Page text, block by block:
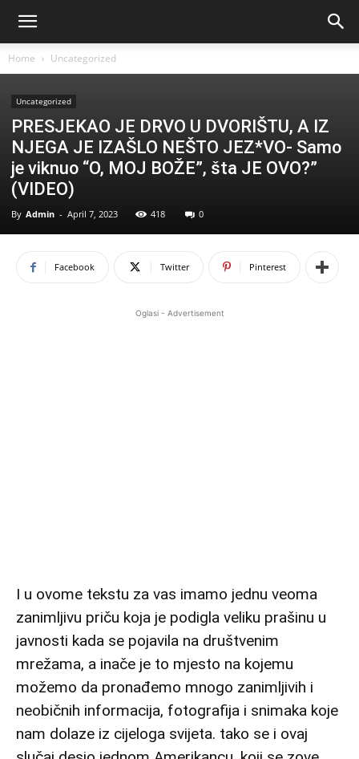
Home Uncategorized
Uncategorized
PRESJEKAO JE DRVO U DVORIŠTU, A IZ
NJEGA JE IZAŠLO NEŠTO JEZ*VO- Samo
je viknuo “O, MOJ BOŽE”, šta JE OVO?”
(VIDEO)
By Admin - April 7, 2023 418 0
Facebook Twitter Pinterest
Oglasi - Advertisement
I u ovome tekstu za vas imamo jednu veoma
zanimljivu priču koja je podigla veliku prašinu u
javnosti kada se pojavila na društvenim
mrežama, a inače je to mjesto na kojemu
možemo da pronađemo mnogo zanimljivih i
neobičnih informacija, fotografija i snimaka koje
nam dolaze iz cijeloga svijeta. tako se i ovaj